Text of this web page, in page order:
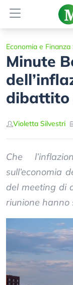
Economia e Finanza
Minute
dibattito
Violetta Silvestri
Che
sull’economia
del meeting di
riunione hanno